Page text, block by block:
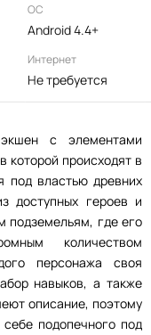
ОС
Android 4.4+
Интернет
Не требуется
с элементами
которой происходят в
под властью древних
доступных героев и
подземельям, где его
количеством
персонажа своя
навыков, а также
описание, поэтому
подопечного под